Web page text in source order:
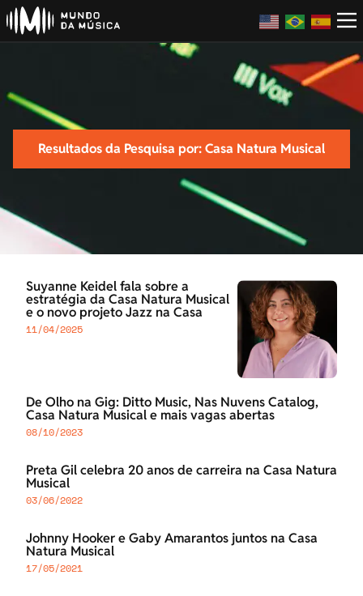
Resultados da Pesquisa por: Casa Natura Musical
Suyanne Keidel fala sobre a
estratégia da Casa Natura Musical
e o novo projeto Jazz na Casa
11/04/2025
De Olho na Gig: Ditto Music, Nas Nuvens Catalog,
Casa Natura Musical e mais vagas abertas
08/10/2023
Preta Gil celebra 20 anos de carreira na Casa Natura
Musical
03/06/2022
Johnny Hooker e Gaby Amarantos juntos na Casa
Natura Musical
17/05/2021